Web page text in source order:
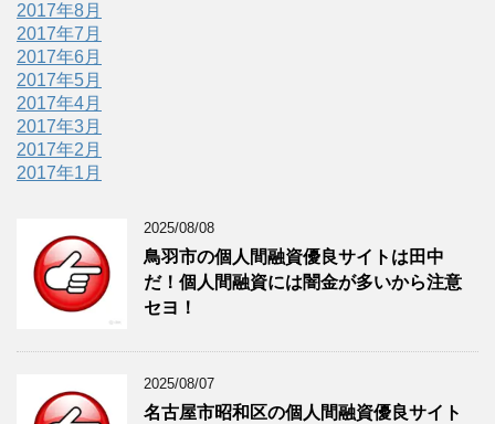
2017年8月
2017年7月
2017年6月
2017年5月
2017年4月
2017年3月
2017年2月
2017年1月
2025/08/08
鳥羽市の個人間融資優良サイトは田中
だ！個人間融資には闇金が多いから注意
セヨ！
2025/08/07
名古屋市昭和区の個人間融資優良サイト